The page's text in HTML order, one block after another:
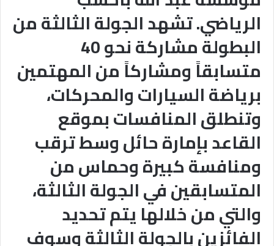
الرياضي. تشهد الجولة الثالثة من
البطولة مشاركة نحو 40
متسابقاً ومشاركاً من المهتمين
برياضة السيارات والمحركات،
وتنطلق المنافسات بموقع
القاعد بإمارة حائل وسط ترقب
ومنافسة كبيرة وحماس من
المتسابقين في الجولة الثالثة،
والتي من خلالها يتم تحديد
الفائزين بالجولة الثالثة وسوف